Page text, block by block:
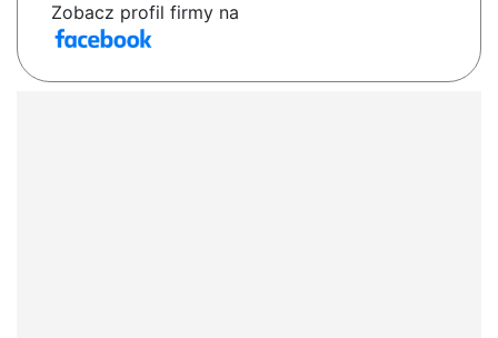
Zobacz profil firmy na